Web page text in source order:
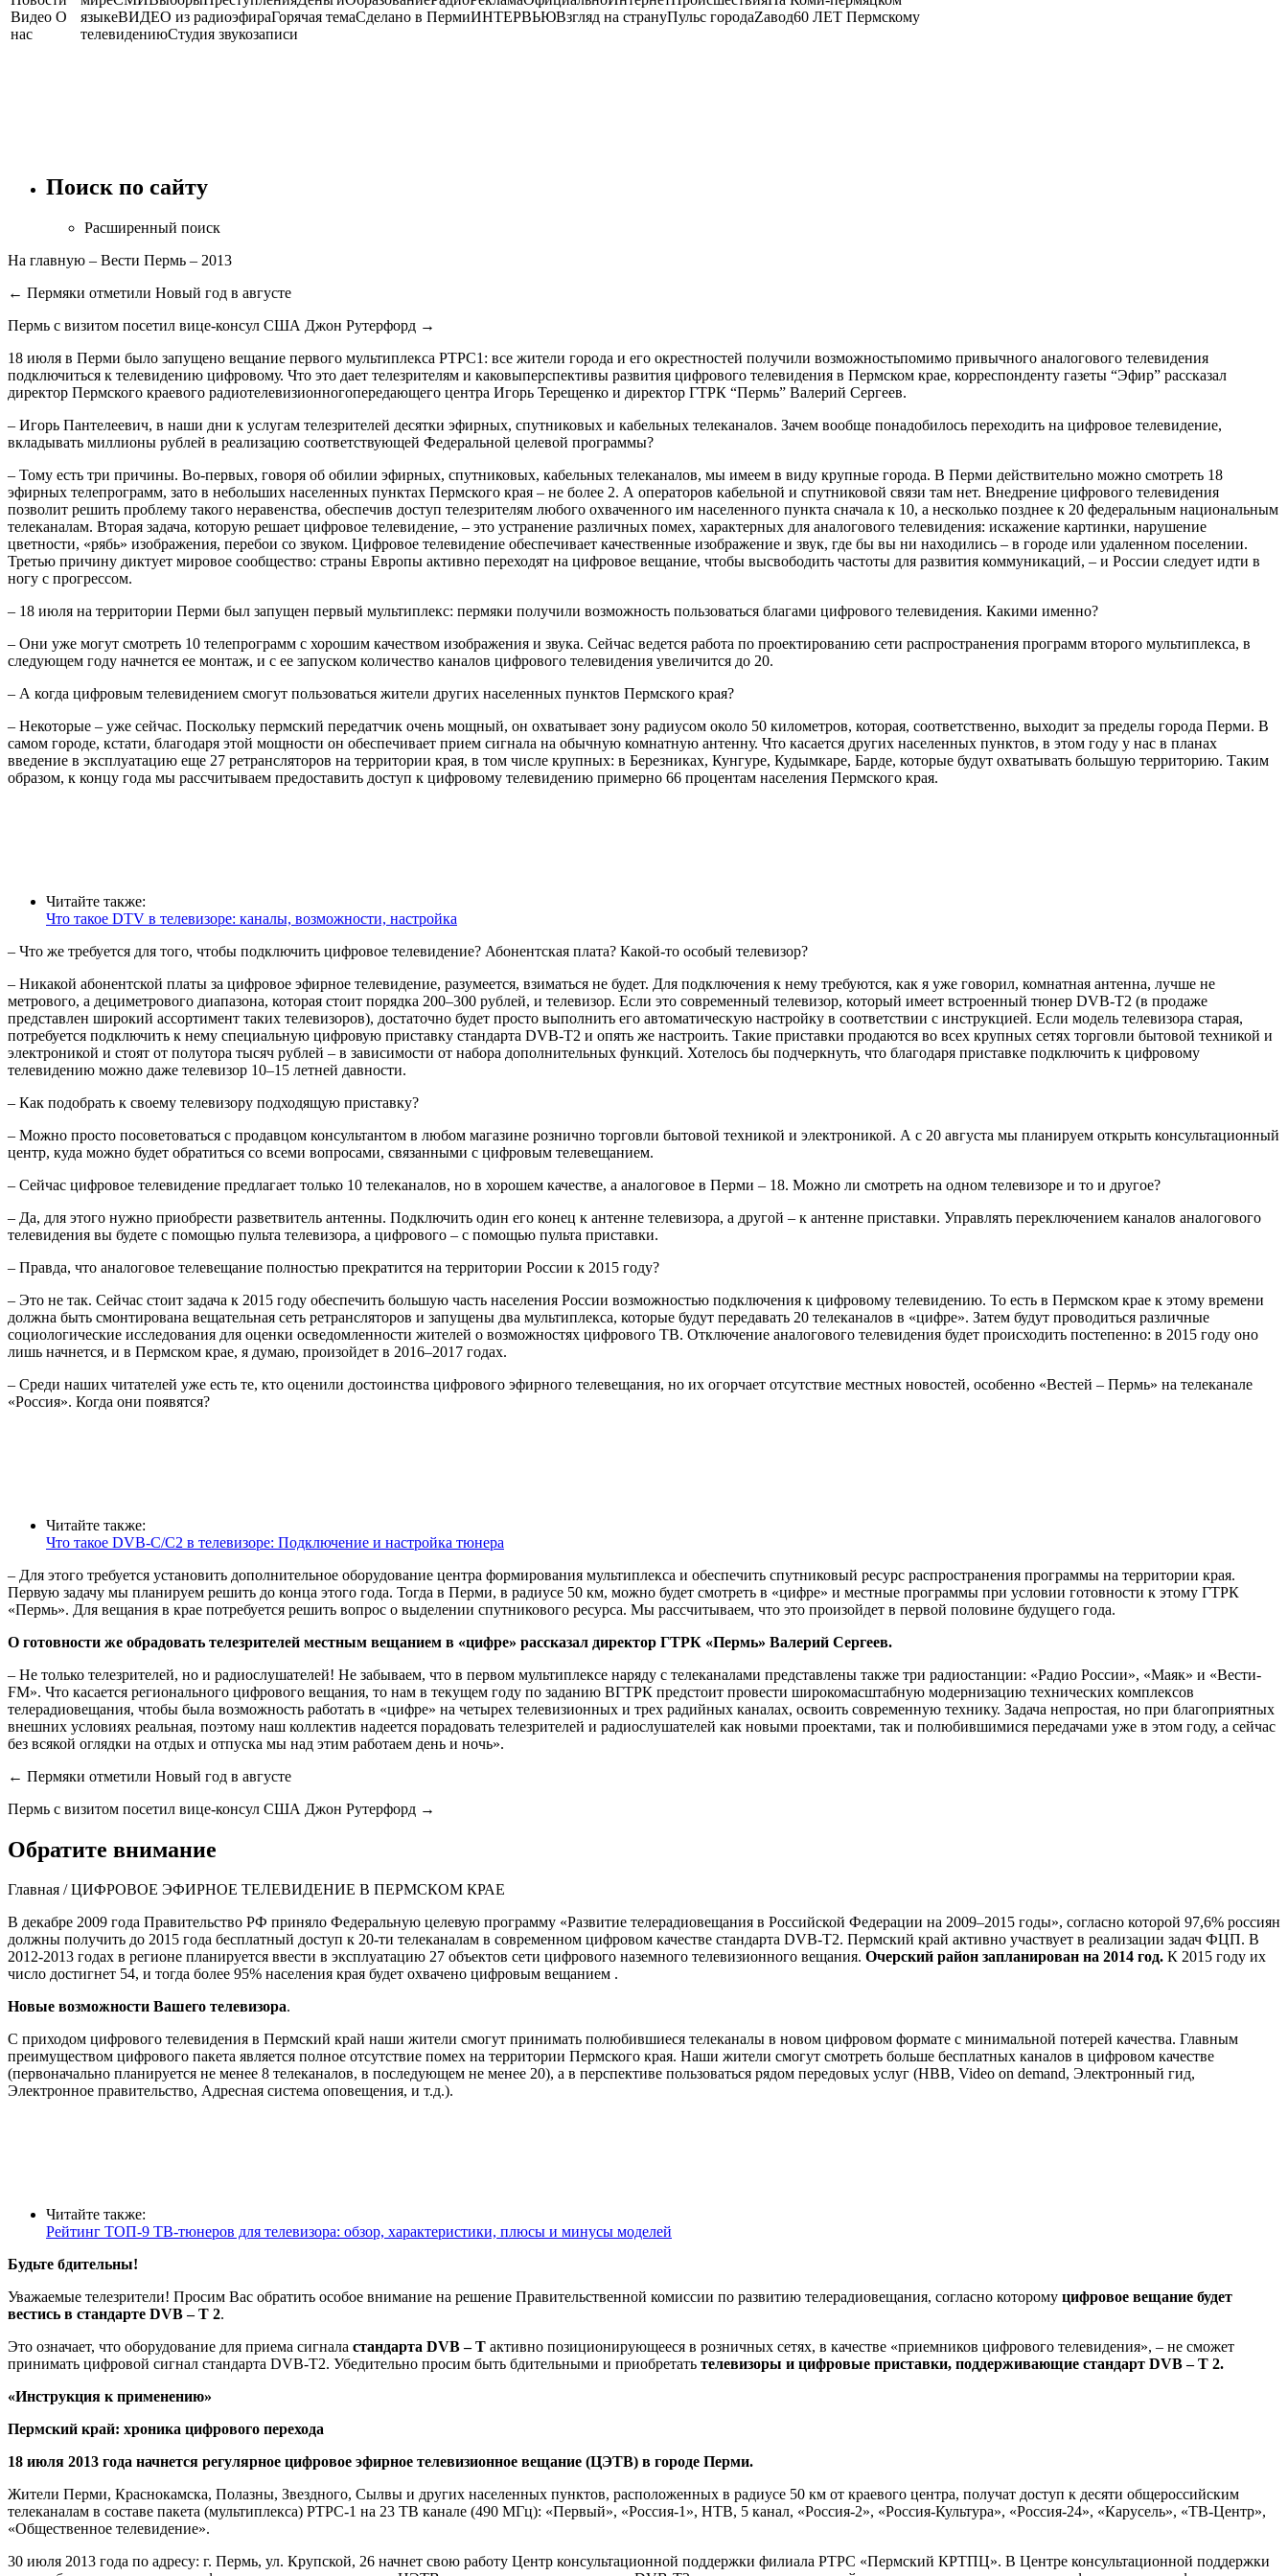
Видео О
нас
языкеВИДЕО из радиоэфираГорячая темаСделано в ПермиИНТЕРВЬЮВзгляд на странуПульс городаZавод60 ЛЕТ Пермскому
телевидениюСтудия звукозаписи
Поиск по сайту
Расширенный поиск
На главную – Вести Пермь – 2013
← Пермяки отметили Новый год в августе
Пермь с визитом посетил вице-консул США Джон Рутерфорд →
18 июля в Перми было запущено вещание первого мультиплекса РТРС1: все жители города и его окрестностей получили возможностьпомимо привычного аналогового телевидения
подключиться к телевидению цифровому. Что это дает телезрителям и каковыперспективы развития цифрового телевидения в Пермском крае, корреспонденту газеты “Эфир” рассказал
директор Пермского краевого радиотелевизионногопередающего центра Игорь Терещенко и директор ГТРК “Пермь” Валерий Сергеев.
– Игорь Пантелеевич, в наши дни к услугам телезрителей десятки эфирных, спутниковых и кабельных телеканалов. Зачем вообще понадобилось переходить на цифровое телевидение,
вкладывать миллионы рублей в реализацию соответствующей Федеральной целевой программы?
– Тому есть три причины. Во-первых, говоря об обилии эфирных, спутниковых, кабельных телеканалов, мы имеем в виду крупные города. В Перми действительно можно смотреть 18
эфирных телепрограмм, зато в небольших населенных пунктах Пермского края – не более 2. А операторов кабельной и спутниковой связи там нет. Внедрение цифрового телевидения
позволит решить проблему такого неравенства, обеспечив доступ телезрителям любого охваченного им населенного пункта сначала к 10, а несколько позднее к 20 федеральным национальным
телеканалам. Вторая задача, которую решает цифровое телевидение, – это устранение различных помех, характерных для аналогового телевидения: искажение картинки, нарушение
цветности, «рябь» изображения, перебои со звуком. Цифровое телевидение обеспечивает качественные изображение и звук, где бы вы ни находились – в городе или удаленном поселении.
Третью причину диктует мировое сообщество: страны Европы активно переходят на цифровое вещание, чтобы высвободить частоты для развития коммуникаций, – и России следует идти в
ногу с прогрессом.
– 18 июля на территории Перми был запущен первый мультиплекс: пермяки получили возможность пользоваться благами цифрового телевидения. Какими именно?
– Они уже могут смотреть 10 телепрограмм с хорошим качеством изображения и звука. Сейчас ведется работа по проектированию сети распространения программ второго мультиплекса, в
следующем году начнется ее монтаж, и с ее запуском количество каналов цифрового телевидения увеличится до 20.
– А когда цифровым телевидением смогут пользоваться жители других населенных пунктов Пермского края?
– Некоторые – уже сейчас. Поскольку пермский передатчик очень мощный, он охватывает зону радиусом около 50 километров, которая, соответственно, выходит за пределы города Перми. В
самом городе, кстати, благодаря этой мощности он обеспечивает прием сигнала на обычную комнатную антенну. Что касается других населенных пунктов, в этом году у нас в планах
введение в эксплуатацию еще 27 ретрансляторов на территории края, в том числе крупных: в Березниках, Кунгуре, Кудымкаре, Барде, которые будут охватывать большую территорию. Таким
образом, к концу года мы рассчитываем предоставить доступ к цифровому телевидению примерно 66 процентам населения Пермского края.
Читайте также:
Что такое DTV в телевизоре: каналы, возможности, настройка
– Что же требуется для того, чтобы подключить цифровое телевидение? Абонентская плата? Какой-то особый телевизор?
– Никакой абонентской платы за цифровое эфирное телевидение, разумеется, взиматься не будет. Для подключения к нему требуются, как я уже говорил, комнатная антенна, лучше не
метрового, а дециметрового диапазона, которая стоит порядка 200–300 рублей, и телевизор. Если это современный телевизор, который имеет встроенный тюнер DVB-T2 (в продаже
представлен широкий ассортимент таких телевизоров), достаточно будет просто выполнить его автоматическую настройку в соответствии с инструкцией. Если модель телевизора старая,
потребуется подключить к нему специальную цифровую приставку стандарта DVB-T2 и опять же настроить. Такие приставки продаются во всех крупных сетях торговли бытовой техникой и
электроникой и стоят от полутора тысяч рублей – в зависимости от набора дополнительных функций. Хотелось бы подчеркнуть, что благодаря приставке подключить к цифровому
телевидению можно даже телевизор 10–15 летней давности.
– Как подобрать к своему телевизору подходящую приставку?
– Можно просто посоветоваться с продавцом консультантом в любом магазине рознично торговли бытовой техникой и электроникой. А с 20 августа мы планируем открыть консультационный
центр, куда можно будет обратиться со всеми вопросами, связанными с цифровым телевещанием.
– Сейчас цифровое телевидение предлагает только 10 телеканалов, но в хорошем качестве, а аналоговое в Перми – 18. Можно ли смотреть на одном телевизоре и то и другое?
– Да, для этого нужно приобрести разветвитель антенны. Подключить один его конец к антенне телевизора, а другой – к антенне приставки. Управлять переключением каналов аналогового
телевидения вы будете с помощью пульта телевизора, а цифрового – с помощью пульта приставки.
– Правда, что аналоговое телевещание полностью прекратится на территории России к 2015 году?
– Это не так. Сейчас стоит задача к 2015 году обеспечить большую часть населения России возможностью подключения к цифровому телевидению. То есть в Пермском крае к этому времени
должна быть смонтирована вещательная сеть ретрансляторов и запущены два мультиплекса, которые будут передавать 20 телеканалов в «цифре». Затем будут проводиться различные
социологические исследования для оценки осведомленности жителей о возможностях цифрового ТВ. Отключение аналогового телевидения будет происходить постепенно: в 2015 году оно
лишь начнется, и в Пермском крае, я думаю, произойдет в 2016–2017 годах.
– Среди наших читателей уже есть те, кто оценили достоинства цифрового эфирного телевещания, но их огорчает отсутствие местных новостей, особенно «Вестей – Пермь» на телеканале
«Россия». Когда они появятся?
Читайте также:
Что такое DVB-C/C2 в телевизоре: Подключение и настройка тюнера
– Для этого требуется установить дополнительное оборудование центра формирования мультиплекса и обеспечить спутниковый ресурс распространения программы на территории края.
Первую задачу мы планируем решить до конца этого года. Тогда в Перми, в радиусе 50 км, можно будет смотреть в «цифре» и местные программы при условии готовности к этому ГТРК
«Пермь». Для вещания в крае потребуется решить вопрос о выделении спутникового ресурса. Мы рассчитываем, что это произойдет в первой половине будущего года.
О готовности же обрадовать телезрителей местным вещанием в «цифре» рассказал директор ГТРК «Пермь» Валерий Сергеев.
– Не только телезрителей, но и радиослушателей! Не забываем, что в первом мультиплексе наряду с телеканалами представлены также три радиостанции: «Радио России», «Маяк» и «Вести-
FM». Что касается регионального цифрового вещания, то нам в текущем году по заданию ВГТРК предстоит провести широкомасштабную модернизацию технических комплексов
телерадиовещания, чтобы была возможность работать в «цифре» на четырех телевизионных и трех радийных каналах, освоить современную технику. Задача непростая, но при благоприятных
внешних условиях реальная, поэтому наш коллектив надеется порадовать телезрителей и радиослушателей как новыми проектами, так и полюбившимися передачами уже в этом году, а сейчас
без всякой оглядки на отдых и отпуска мы над этим работаем день и ночь».
← Пермяки отметили Новый год в августе
Пермь с визитом посетил вице-консул США Джон Рутерфорд →
Обратите внимание
Главная / ЦИФРОВОЕ ЭФИРНОЕ ТЕЛЕВИДЕНИЕ В ПЕРМСКОМ КРАЕ
В декабре 2009 года Правительство РФ приняло Федеральную целевую программу «Развитие телерадиовещания в Российской Федерации на 2009–2015 годы», согласно которой 97,6% россиян
должны получить до 2015 года бесплатный доступ к 20-ти телеканалам в современном цифровом качестве стандарта DVB-T2. Пермский край активно участвует в реализации задач ФЦП. В
2012-2013 годах в регионе планируется ввести в эксплуатацию 27 объектов сети цифрового наземного телевизионного вещания. Очерский район запланирован на 2014 год. К 2015 году их
число достигнет 54, и тогда более 95% населения края будет охвачено цифровым вещанием .
Новые возможности Вашего телевизора.
С приходом цифрового телевидения в Пермский край наши жители смогут принимать полюбившиеся телеканалы в новом цифровом формате с минимальной потерей качества. Главным
преимуществом цифрового пакета является полное отсутствие помех на территории Пермского края. Наши жители смогут смотреть больше бесплатных каналов в цифровом качестве
(первоначально планируется не менее 8 телеканалов, в последующем не менее 20), а в перспективе пользоваться рядом передовых услуг (HBB, Video on demand, Электронный гид,
Электронное правительство, Адресная система оповещения, и т.д.).
Читайте также:
Рейтинг ТОП-9 ТВ-тюнеров для телевизора: обзор, характеристики, плюсы и минусы моделей
Будьте бдительны!
Уважаемые телезрители! Просим Вас обратить особое внимание на решение Правительственной комиссии по развитию телерадиовещания, согласно которому цифровое вещание будет
вестись в стандарте DVB – T 2.
Это означает, что оборудование для приема сигнала стандарта DVB – T активно позиционирующееся в розничных сетях, в качестве «приемников цифрового телевидения», – не сможет
принимать цифровой сигнал стандарта DVB-T2. Убедительно просим быть бдительными и приобретать телевизоры и цифровые приставки, поддерживающие стандарт DVB – T 2.
«Инструкция к применению»
Пермский край: хроника цифрового перехода
18 июля 2013 года начнется регулярное цифровое эфирное телевизионное вещание (ЦЭТВ) в городе Перми.
Жители Перми, Краснокамска, Полазны, Звездного, Сылвы и других населенных пунктов, расположенных в радиусе 50 км от краевого центра, получат доступ к десяти общероссийским
телеканалам в составе пакета (мультиплекса) РТРС-1 на 23 ТВ канале (490 МГц): «Первый», «Россия-1», НТВ, 5 канал, «Россия-2», «Россия-Культура», «Россия-24», «Карусель», «ТВ-Центр»,
«Общественное телевидение».
30 июля 2013 года по адресу: г. Пермь, ул. Крупской, 26 начнет свою работу Центр консультационной поддержки филиала РТРС «Пермский КРТПЦ». В Центре консультационной поддержки